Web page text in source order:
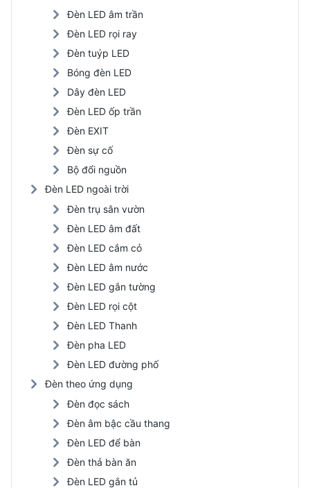
Đèn LED âm trần
Đèn LED rọi ray
Đèn tuýp LED
Bóng đèn LED
Dây đèn LED
Đèn LED ốp trần
Đèn EXIT
Đèn sự cố
Bộ đổi nguồn
Đèn LED ngoài trời
Đèn trụ sân vườn
Đèn LED âm đất
Đèn LED cắm cỏ
Đèn LED âm nước
Đèn LED gắn tường
Đèn LED rọi cột
Đèn LED Thanh
Đèn pha LED
Đèn LED đường phố
Đèn theo ứng dụng
Đèn đọc sách
Đèn âm bậc cầu thang
Đèn LED để bàn
Đèn thả bàn ăn
Đèn LED gắn tủ